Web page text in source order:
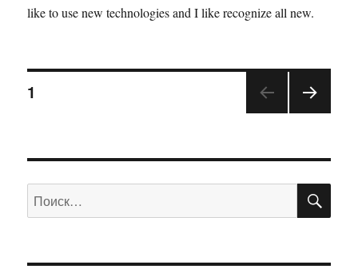
like to use new technologies and I like recognize all new.
1
Искать: